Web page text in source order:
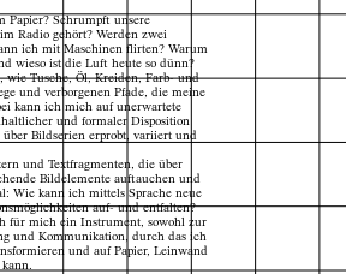
Papier? Schrumpft unsere
Radio gehört? Werden zwei
ich mit Maschinen flirten? Warum
wieso ist die Luft heute so dünn?
Tusche, Öl, Kreiden, Farb- und
und verborgenen Pfade, die meine
kann ich mich auf unerwartete
und formaler Disposition
Bildserien erprobt, variiert und
und Textfragmenten, die über
Bildelemente auftauchen und
Wie kann ich mittels Sprache neue
auf- und entfalten?
für mich ein Instrument, sowohl zur
und Kommunikation, durch das ich
und auf Papier, Leinwand
Karte